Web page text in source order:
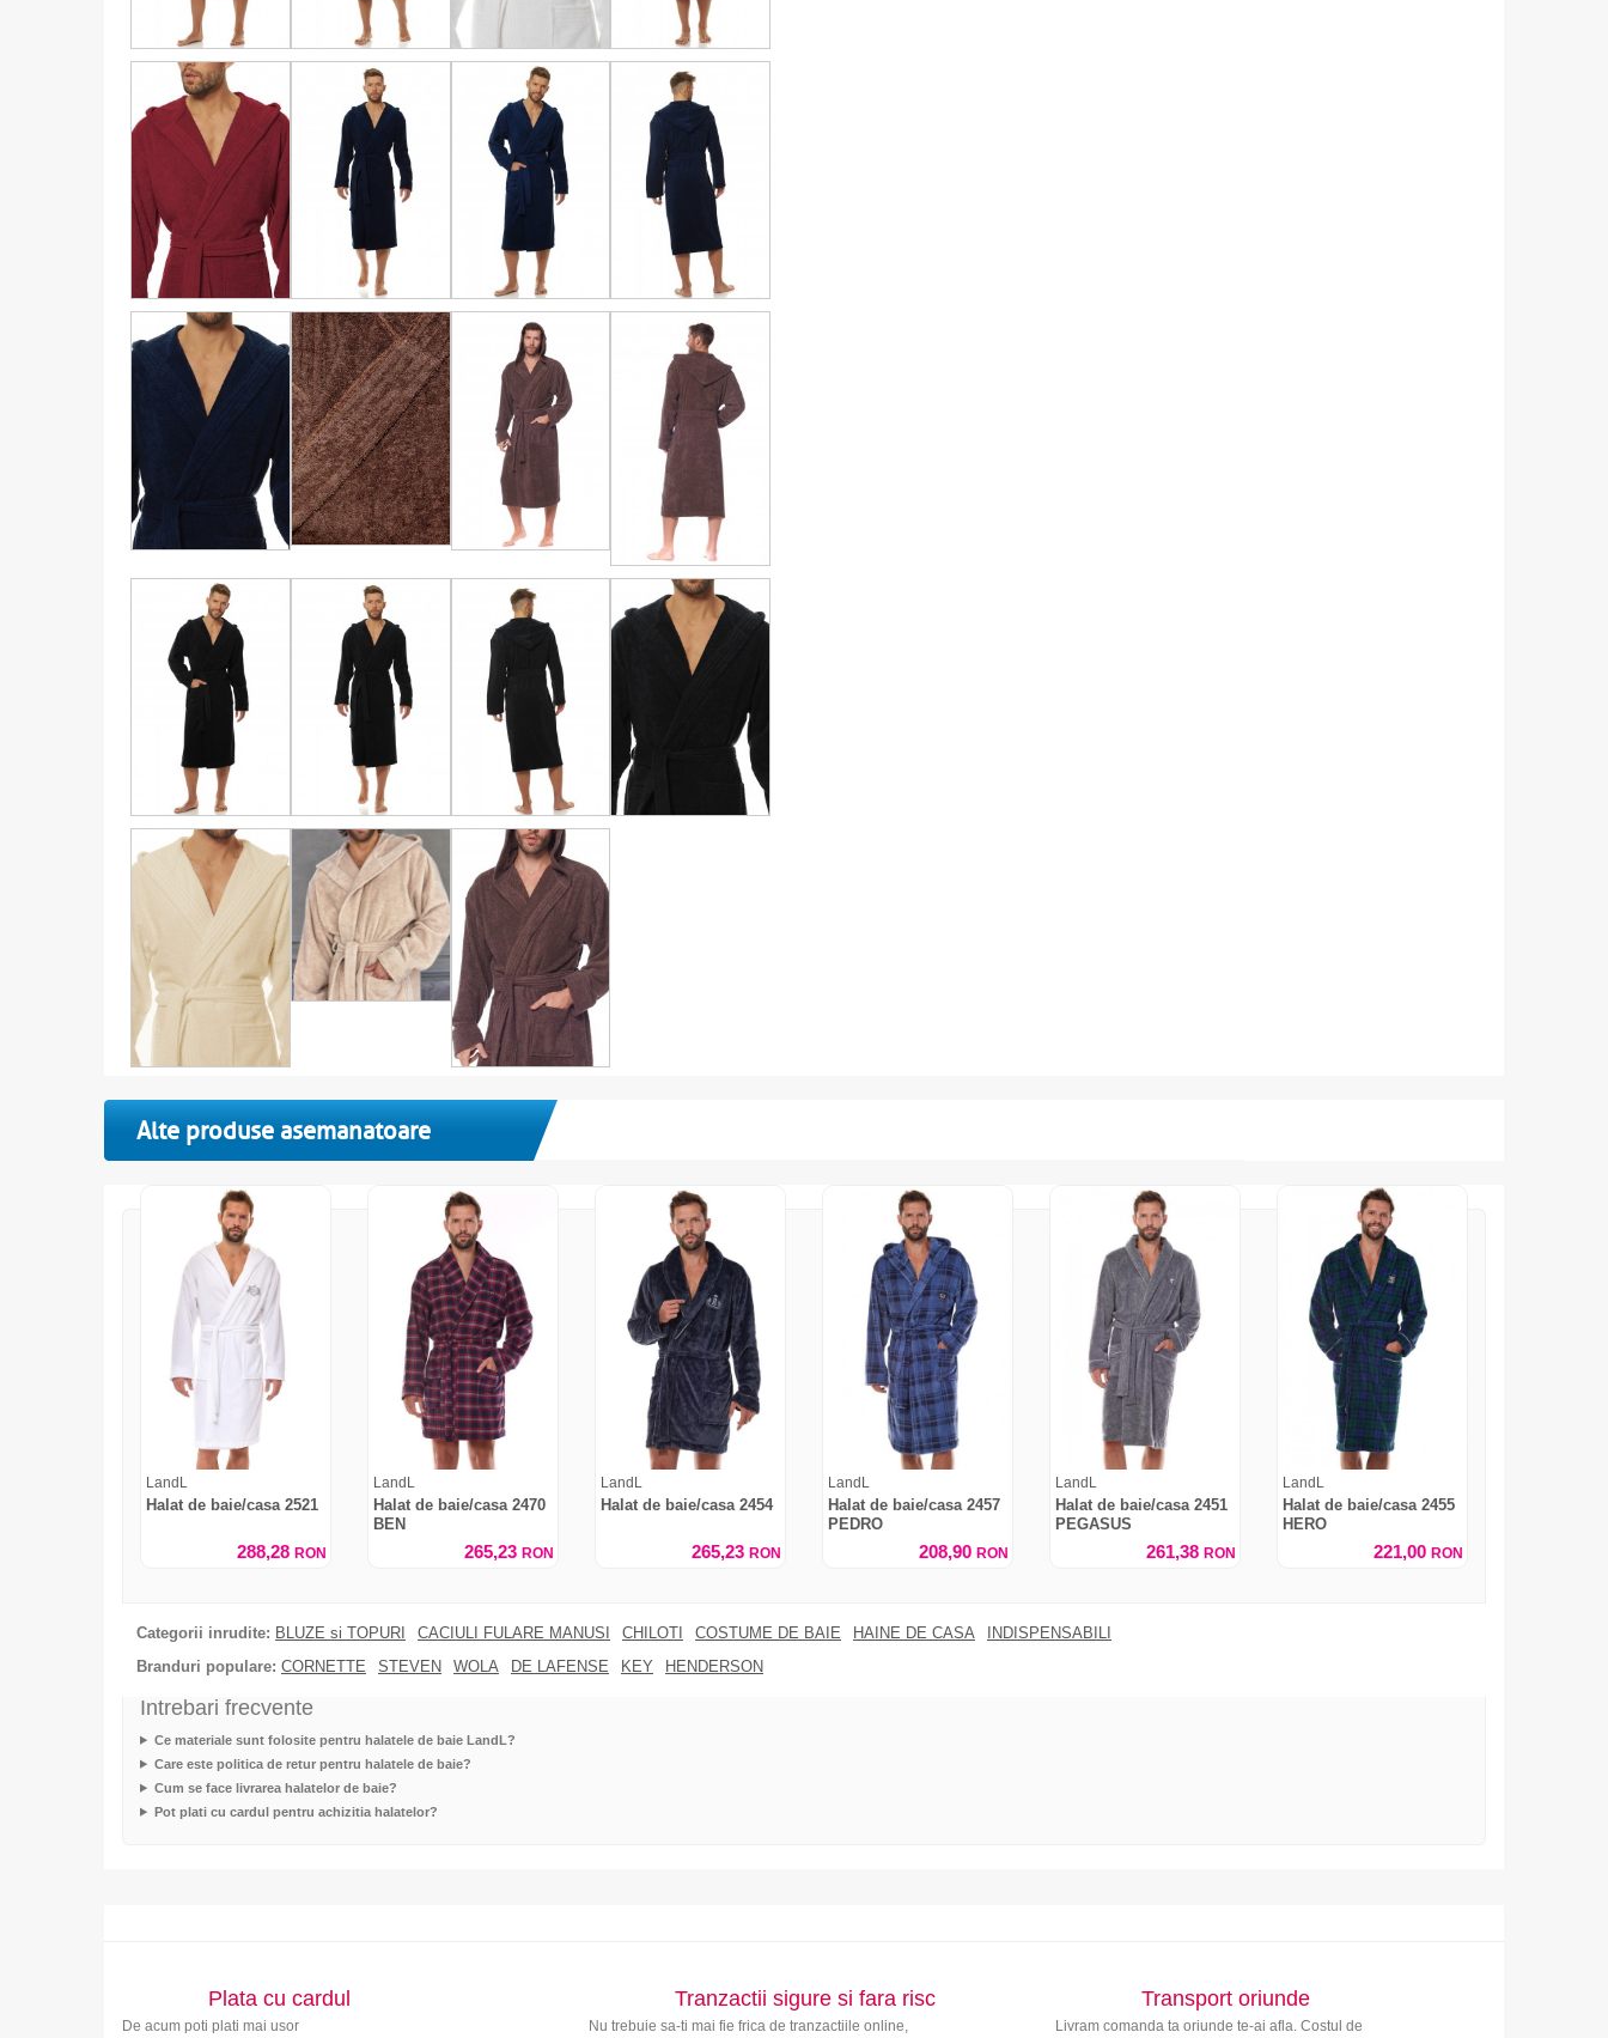
Alte produse asemanatoare
LandL
Halat de baie/casa 2521
288,28 RON
LandL
Halat de baie/casa 2470
BEN
265,23 RON
LandL
Halat de baie/casa 2454
265,23 RON
LandL
Halat de baie/casa 2457
PEDRO
208,90 RON
LandL
Halat de baie/casa 2451
PEGASUS
261,38 RON
LandL
Halat de baie/casa 2455
HERO
221,00 RON
Categorii inrudite: BLUZE si TOPURI CACIULI FULARE MANUSI CHILOTI COSTUME DE BAIE HAINE DE CASA
INDISPENSABILI
Branduri populare: CORNETTE STEVEN WOLA DE LAFENSE KEY HENDERSON
Intrebari frecvente
Ce materiale sunt folosite pentru halatele de baie LandL?
Care este politica de retur pentru halatele de baie?
Cum se face livrarea halatelor de baie?
Pot plati cu cardul pentru achizitia halatelor?
Plata cu cardul
De acum poti plati mai usor
Tranzactii sigure si fara risc
Nu trebuie sa-ti mai fie frica de tranzactiile online,
Transport oriunde
Livram comanda ta oriunde te-ai afla. Costul de